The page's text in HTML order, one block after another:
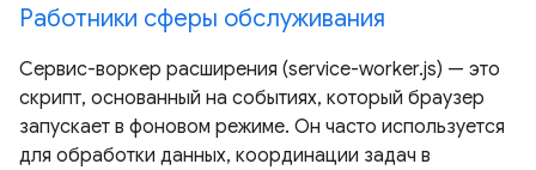
Работники сферы обслуживания
Сервис-воркер расширения (service-worker.js) — это
скрипт, основанный на событиях, который браузер
запускает в фоновом режиме. Он часто используется
для обработки данных, координации задач в